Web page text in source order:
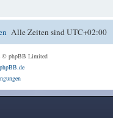
Alle Zeiten sindUTC+02:00
© phpBB Limited
phpBB.de